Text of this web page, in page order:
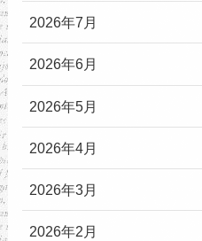
2026年7月
2026年6月
2026年5月
2026年4月
2026年3月
2026年2月